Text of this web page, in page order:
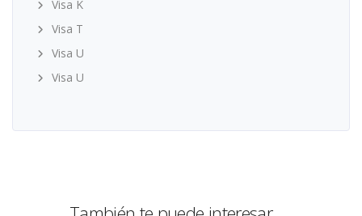
Visa K
Visa T
Visa U
Visa U